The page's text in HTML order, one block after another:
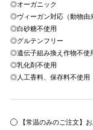
◎オーガニック
◎ヴィーガン対応（動物由
◎白砂糖不使用
◎グルテンフリー
◎遺伝子組み換え作物不使
◎乳化剤不使用
◎人工香料、保存料不使用
【常温のみのご注文】